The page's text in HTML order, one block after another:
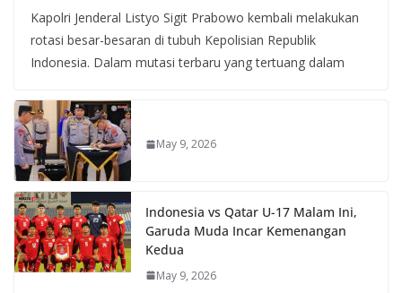
Kapolri Jenderal Listyo Sigit Prabowo kembali melakukan
rotasi besar-besaran di tubuh Kepolisian Republik
Indonesia. Dalam mutasi terbaru yang tertuang dalam
May 9, 2026
Indonesia vs Qatar U-17 Malam Ini,
Garuda Muda Incar Kemenangan
Kedua
May 9, 2026